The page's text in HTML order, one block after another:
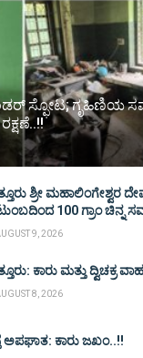
ಸ್ಫೋಟ; ಗೃಹಿಣಿಯ
ಶ್ರೀ ಮಹಾಲಿಂಗೇಶ್ವರ
100 ಗ್ರಾಂ ಚಿನ್ನ
9, 2026
ಕಾರು ಮತ್ತು ದ್ವಿಚಕ್ರ
8, 2026
ಅಪಘಾತ: ಕಾರು ಜಖಂ..!!